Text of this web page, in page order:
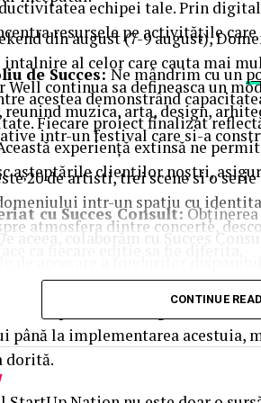
echipei tale. Prin
resursele pe activitățile
de Succes:Ne mândrim cu un
acestea demonstrând
Fiecare proiect finalizat
experiență extinsă ne
așteptările clienților noștri,
cu Succes Consult:
aceea, colaborăm cu Succes
pentru a te asigura că proiectul
până la implementarea acestuia,
dorită.
din august (7-9 august),
intalnire al celor care cauta mai
Well continua sa defineasca un
reunind muzica, arta, design,
intr-un festival care si-a
20 de artisti, trei scene si o
intr-un spatiu cu
atmosfera dintre concerte,
universuri. Un singur
Stageaduce numele care definesc
a lui Nick Cave & The Bad Seeds
Charlotte Cardin si vibe-ul
CONTINUE